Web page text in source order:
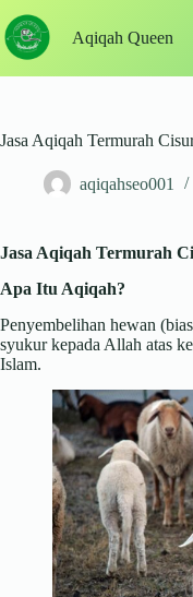
to
content
Aqiqah Queen
Jasa Aqiqah Termurah
aqiqahseo001
Jasa Aqiqah Termurah
Apa Itu Aqiqah?
Penyembelihan hewan
syukur kepada Allah atas
Islam.